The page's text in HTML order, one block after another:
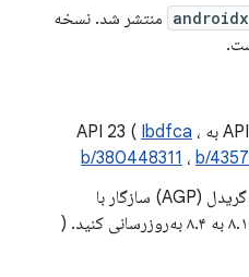
منتشر شد. نسخه
Ibdfca ،
b/380448311 ، b/
حداقل نسخه افزونه اندروید گریدل (AGP) سازگار با